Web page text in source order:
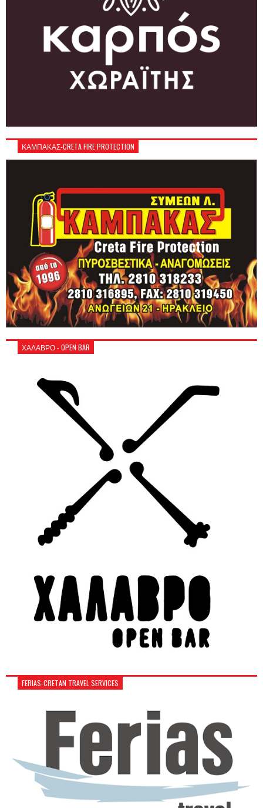
ΚΑΜΠΑΚΑΣ-CRETA FIRE PROTECTION
ΧΑΛΑΒΡΟ - OPEN BAR
FERIAS-CRETAN TRAVEL SERVICES